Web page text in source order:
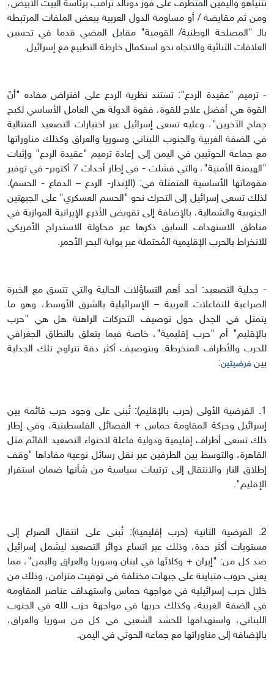
نتنياهو واليمين المتطرف على فوز دونالد ترامب برئاسة البيت الأبيض،
ومن ثم مقايضة / أو مساومة الدول العربية ببعض الملفات المرتبطة
بالـ "المصلحة الوطنية/ القومية" مقابل المضي قدما في تحسين
العلاقات الثنائية والاتجاه نحو استكمال خارطة التطبيع مع إسرائيل.
- ترميم "عقيدة الردع": تستند نظرية الردع على افتراض مفاده "أنّ
القوة هي أفضل علاج للقوة، فقوة الدولة هي العامل الأساسي لكبح
جماح الآخرين"، وعليه تسعى إسرائيل عبر اختبارات التصعيد المتتالية
في الضفة الغربية والجنوب اللبناني وسوريا والعراق وكذلك مناوراتها
مع جماعة الحوثيين في اليمن إلى إعادة ترميم "عقيدة الردع" وإثبات
"الهيمنة الأمنية"، والتي فشلت - في إطار أحداث 7 أكتوبر- في توفير
مقوماتها الأساسية المتمثلة في: (الإنذار- الردع – الدفاع - الحسم).
لذلك تسعى إسرائيل إلى التحرك نحو "الحسم العسكري" على الجبهتين
الجنوبية والشمالية، بالإضافة إلى تقويض الأذرع الإيرانية الموازية في
مناطق الاستهداف السابق ذكرها عبر محاولة الاستدراج الأمريكي
للانخراط بالحرب الإقليمية المُحتملة عبر بوابة البحر الأحمر.
- جدلية التصعيد: أحد أهم التساؤلات الحالية والتي تتسق مع الخبرة
الصراعية للتفاعلات العربية – الإسرائيلية بالشرق الأوسط، وهو ما
يتمثل في الجدل حول توصيف التحركات الراهنة هل هي "حرب
بالإقليم" أم "حرب إقليمية"، خاصة فيما يتعلق بالنطاق الجغرافي
للحرب والأطراف المنخرطة. وبتوصيف أكثر دقة تتراوح تلك الجدلية
بين فرضيتين:
1. الفرضية الأولى (حرب بالإقليم): تُبنى على وجود حرب قائمة بين
إسرائيل وحركة المقاومة حماس + الفصائل الفلسطينية، وفي إطار
ذلك تسعى أطراف إقليمية ودولية فاعلة لاحتواء التصعيد القائم مثل
القاهرة، والتوسط بين الطرفين عبر نقل رسائل نوعية مفاداها "وقف
إطلاق النار والانتقال إلى ترتيبات سياسية من شأنها ضمان استقرار
الإقليم".
2. الفرضية الثانية (حرب إقليمية): تُبنى على انتقال الصراع إلى
مستويات أكثر حدة، وذلك عبر اتساع دوائر التصعيد ليشمل إسرائيل
ضد كل من: "إيران + وكلائها في لبنان وسوريا والعراق واليمن"، مما
يعني حروب متباينة على جبهات مختلفة في توقيت متزامن، وذلك من
خلال حرب إسرائيلية في مواجهة حماس واستهداف عناصر المقاومة
في الضفة الغربية، وكذلك حربها في مواجهة حزب الله في الجنوب
اللبناني، واستهدافها للحشد الشعبي في كل من سوريا والعراق،
بالإضافة إلى مناوراتها مع جماعة الحوثي في اليمن.